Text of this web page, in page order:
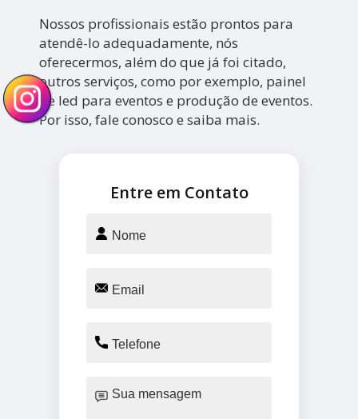
Nossos profissionais estão prontos para
atendê-lo adequadamente, nós
oferecermos, além do que já foi citado,
outros serviços, como por exemplo, painel
de led para eventos e produção de eventos.
Por isso, fale conosco e saiba mais.
Entre em Contato